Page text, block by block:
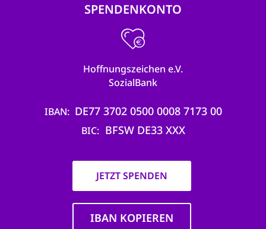
SPENDENKONTO
Hoffnungszeichen e.V.
SozialBank
IBAN DE77 3702 0500 0008 7173 00
BIC BFSW DE33 XXX
JETZT SPENDEN
IBAN KOPIEREN